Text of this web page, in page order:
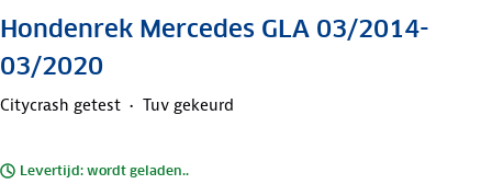
Hondenrek Mercedes GLA 03/2014-
03/2020
Citycrash getest Tuv gekeurd
Levertijd: wordt geladen..